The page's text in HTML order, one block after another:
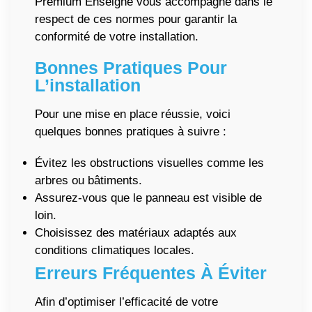
respect de ces normes pour garantir la
conformité de votre installation.
Bonnes Pratiques Pour
L’installation
Pour une mise en place réussie, voici
quelques bonnes pratiques à suivre :
Évitez les obstructions visuelles comme les
arbres ou bâtiments.
Assurez-vous que le panneau est visible de
loin.
Choisissez des matériaux adaptés aux
conditions climatiques locales.
Erreurs Fréquentes À Éviter
Afin d’optimiser l’efficacité de votre